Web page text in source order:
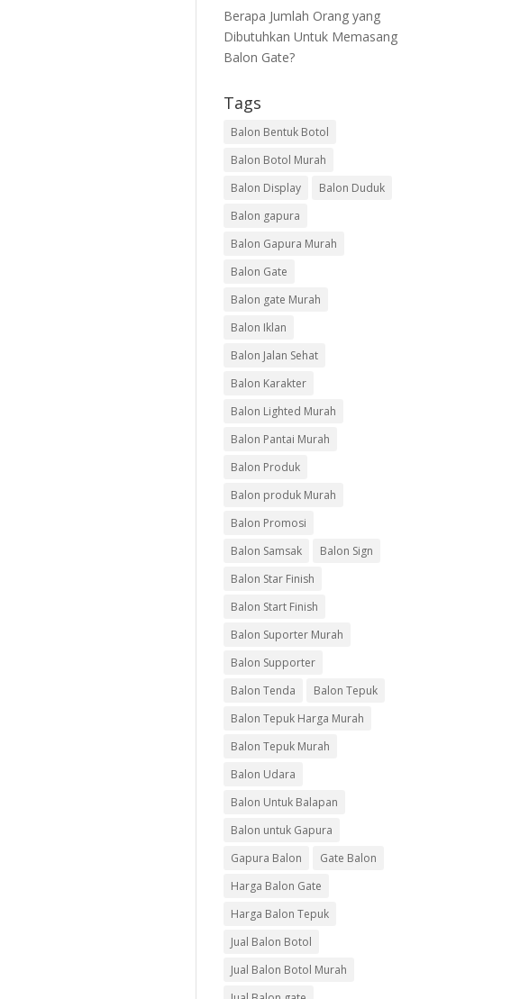
Berapa Jumlah Orang yang
Dibutuhkan Untuk Memasang
Balon Gate?
Tags
Balon Bentuk Botol
Balon Botol Murah
Balon Display
Balon Duduk
Balon gapura
Balon Gapura Murah
Balon Gate
Balon gate Murah
Balon Iklan
Balon Jalan Sehat
Balon Karakter
Balon Lighted Murah
Balon Pantai Murah
Balon Produk
Balon produk Murah
Balon Promosi
Balon Samsak
Balon Sign
Balon Star Finish
Balon Start Finish
Balon Suporter Murah
Balon Supporter
Balon Tenda
Balon Tepuk
Balon Tepuk Harga Murah
Balon Tepuk Murah
Balon Udara
Balon Untuk Balapan
Balon untuk Gapura
Gapura Balon
Gate Balon
Harga Balon Gate
Harga Balon Tepuk
Jual Balon Botol
Jual Balon Botol Murah